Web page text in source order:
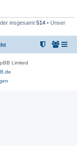
insgesamt 514 • Unser
Limited